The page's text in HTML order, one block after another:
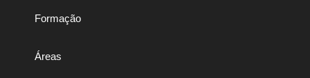
Formação
Áreas